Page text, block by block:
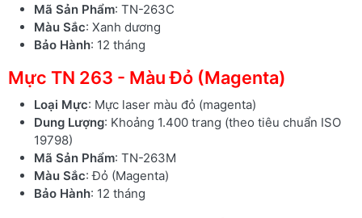
Mã Sản Phẩm: TN-263C
Màu Sắc: Xanh dương
Bảo Hành: 12 tháng
Mực TN 263 - Màu Đỏ (Magenta)
Loại Mực: Mực laser màu đỏ (magenta)
Dung Lượng: Khoảng 1.400 trang (theo tiêu chuẩn ISO
19798)
Mã Sản Phẩm: TN-263M
Màu Sắc: Đỏ (Magenta)
Bảo Hành: 12 tháng